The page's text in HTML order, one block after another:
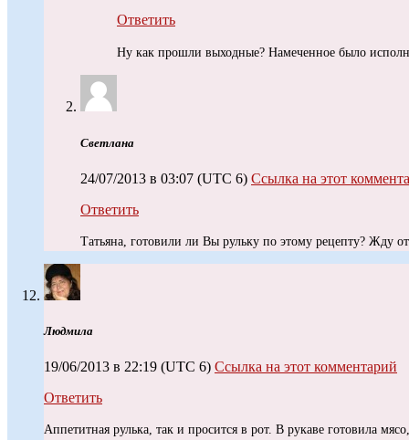
Ответить
Ну как прошли выходные? Намеченное было
Светлана
24/07/2013 в 03:07 (UTC 6) Ссылка на этот
Ответить
Татьяна, готовили ли Вы рульку по этому рецепту? Жду
Людмила
19/06/2013 в 22:19 (UTC 6) Ссылка на этот комментарий
Ответить
Аппетитная рулька, так и просится в рот. В рукаве готовила